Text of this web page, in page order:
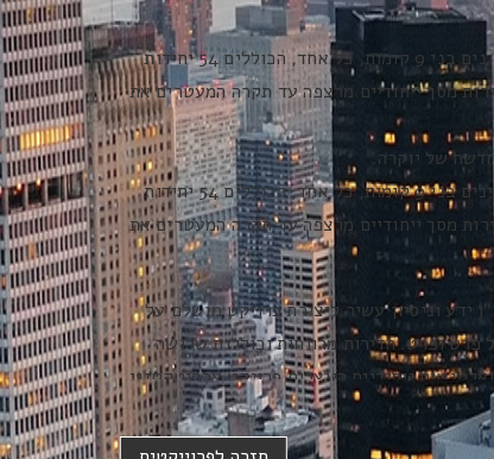
פרויקט מגורים ייחודי בשני בניינים בני 9 קומות, כל אחד, הכוללים 54 יחידות
מסך ייחודיים מרצפה עד תקרה המעטרים את
של יוקרה.
פרויקט מגורים ייחודי בשני בניינים בני 9 קומות, כל אחד, הכוללים 54 יחידות
מסך ייחודיים מרצפה עד תקרה המעטרים את
וניסיון עשיר ליצירת פרויקט מושלם על
פרט ופרט. הדירות מרווחות וכוללות שלושה
ייחודיים היוצרים פרויקט ארכיטקטוני
בפרויקט דירת פנטהאוז בגודל של 175 מ"ר ומרפסת בגודל של 245 מ"ר עם מגוון